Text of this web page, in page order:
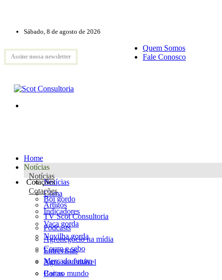
Sábado, 8 de agosto de 2026
Assine nossa newsletter
Quem Somos
Fale Conosco
Home
Notícias
Notícias
Notícias
Clima
Artigos
TV Scot Consultoria
Podcasts
Agronegócio na mídia
Entrevistas
Agro sustentável
Cartas
Cotações
Cotações
Boi gordo
Indicadores
Vaca gorda
Novilha gorda
Couro e sebo
Mercado futuro
Boi no mundo